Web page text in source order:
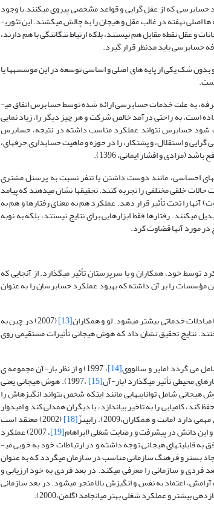
حسابرسی که از عقل گرایی و قواعد مشخصی پیروی می­کنند با وجود
هیجانات بسیار دشوارتر می­باشد. با این وجود تحولات در مطالعات سازمانی و تئوری­های تصمیم گیری، برخی از فرضیه ها اصلی نهفته در غالب عقل و هیجان را به چالش می­کشند. این تئوری­
عقل نقطه مقابل هم نیستند، بلکه ارتباط تنگاتنگی با هم دارند،
حسابرسی باید مدنظر قرار گیرد.
شک یکی از پایه های اصلی و اساسی توسعه در این موسسه­ها یا
حسابرسان می­توانند با زیر پا گذاشتن اصول اخلاقی، تعهد حرفه ای خود را تضعیف نمایند. رسوایی و تقلب در این حرفه، به علت خدمات حسابرسی ارائه شده توسط حسابرس اتفاق می­
است، به راحتی درآمد خالص شرکت و هر چیز دیگر را، زیاد نمایی
شود حسابرس نتواند عملکرد مناسب داشته در نتیجه، حسابرس
و استقلال، و پشتکار، را در حوزه و ماهیت حسابداری حرفه­ای،
و افشار ایمانی، 1396).
احساسی، مانند دوست داشتن یا تنفر نسبت به پرسنل مشتری
خلقی مختلفی را تجربه کنند. تحقیق­ها نشان می­دهند که پیامد
را تحت تأثیر قرار دهد. عملکرد هم به معنای رفتارها و هم به
رفتارها فقط ابزارهایی برای نتایج نیستند، بلکه به نوبه
مورد آن­ها قضاوت کرد.
عملکرد توسط خود، همکاران و یا سرپرستان تأثیر می­گذارد. از آنجایی که
مؤسسات را بر آن داشته که بهبود عملکرد حسابرسان را به عنوان
[13] (2007) در چین به
نتایج تحقیق نشان داد که هوش هیجانی تأثیرات مستقیمی روی
می گردد (مایر و سالووی[14] ، 1997) و از نظر بار-آن مجموعه ی
محیطی تأثیر می­گذارد (بار-آن[15] ،1997). هوش هیجانی یعنی
شامل توانایی­هایی مانند اینکه شخص بتواند انگیزه­اش را
کامیابی را به تاخیر بیاندازد، با دیگران همدلی کند و امیدوار
[18] (2002) معتقد است
[19] ، 2007) عملکرد
تعارضات بین فردی به افراد کمک می کند (رابینز،2002). زیرا افراد موفق به قابلیت­های هیجانی توجه داشته و در ارتباطات خود به خوبی می­
بستر و فرهنگ سازمانی مناسب در سازمان می­گردد که به عنوان
فردی و سازمانی را معرفی می­کند. در بعد فردی به خود ارزیابی و
اعتماد به نفس و انگیزش بالا منجر می­شود. در بعد سازمانی
بیشتر و عملکرد شغلی بهتر می­انجامد (گلمن،2000).